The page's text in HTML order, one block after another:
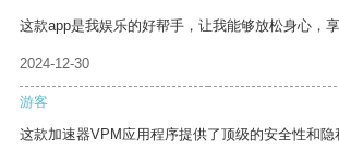
这款app是我娱乐的好帮手，让我能够放松身心，享
2024-12-30
游客
这款加速器VPM应用程序提供了顶级的安全性和隐